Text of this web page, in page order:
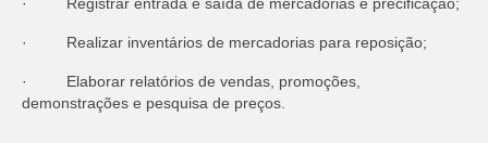
· Realizar inventários de mercadorias para reposição;
· Elaborar relatórios de vendas, promoções,
demonstrações e pesquisa de preços.